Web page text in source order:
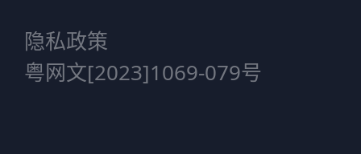
隐私政策
粤网文[2023]1069-079号